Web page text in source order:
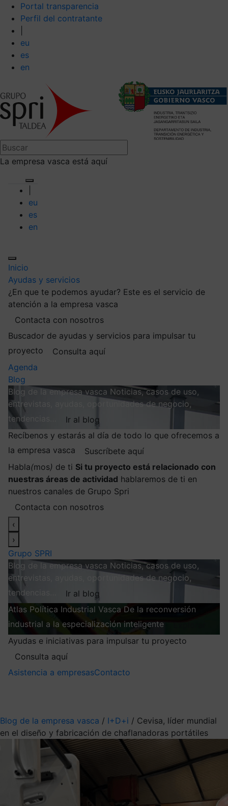
Portal transparencia
Perfil del contratante
eu
es
en
La empresa vasca está aquí
eu
es
en
Inicio
Ayudas y servicios
¿En que te podemos ayudar? Este es el servicio de
atención a la empresa vasca
Contacta con nosotros
Buscador de ayudas y servicios para impulsar tu
proyecto
Consulta aquí
Agenda
Blog
Blog de la empresa vasca Noticias, casos de uso,
entrevistas, ayudas, oportunidades de negocio,
tendencias…
Ir al blog
Recíbenos y estarás al día de todo lo que ofrecemos a
la empresa vasca
Suscríbete aquí
Habla(mos) de ti Si tu proyecto está relacionado con
nuestras áreas de actividad hablaremos de ti en
nuestros canales de Grupo Spri
Contacta con nosotros
‹
›
Grupo SPRI
Blog de la empresa vasca Noticias, casos de uso,
entrevistas, ayudas, oportunidades de negocio,
tendencias…
Ir al blog
Atlas Política Industrial Vasca De la reconversión
industrial a la especialización inteligente
Ayudas e iniciativas para impulsar tu proyecto
Consulta aquí
Asistencia a empresasContacto
Blog de la empresa vasca / I+D+i / Cevisa, líder mundial
en el diseño y fabricación de chaflanadoras portátiles